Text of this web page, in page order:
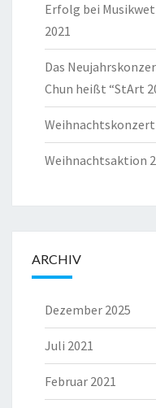
Erfolg bei
2021
Das
Chun heißt “StArt
Weihnachtsaktion
ARCHIV
Dezember 2025
Juli 2021
Februar 2021